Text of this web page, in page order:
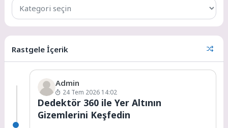
Rastgele İçerik
Admin
24 Tem 2026 14:02
Dedektör 360 ile Yer Altının
Gizemlerini Keşfedin